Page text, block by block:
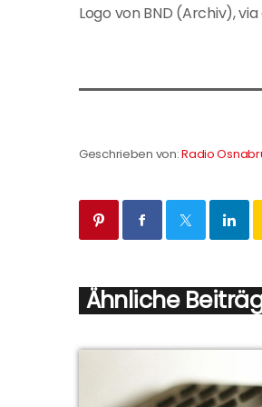
Logo von BND (Archiv),
Geschrieben von:Radio
Ähnliche